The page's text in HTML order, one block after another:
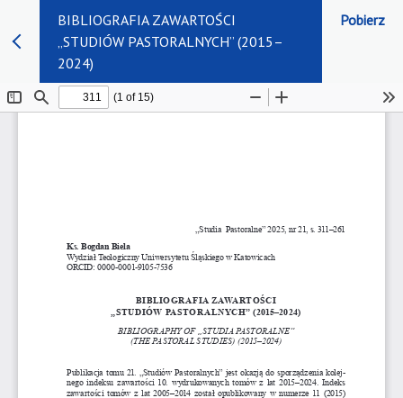
BIBLIOGRAFIA ZAWARTOŚCI
„STUDIÓW PASTORALNYCH” (2015–
2024)
Pobierz